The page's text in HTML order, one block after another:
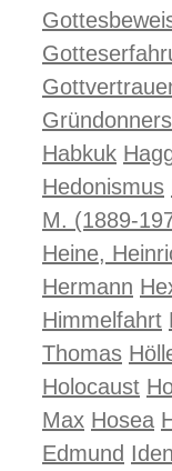
Habkuk
Hedonismus
M. (1889-
Heine,
Hermann
Himmelfahrt
Thomas
Holocaust
Max Hosea
Edmund